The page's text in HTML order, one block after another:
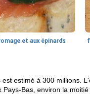
et aux épinards
estimé à 300 millions.
Bas, environ la